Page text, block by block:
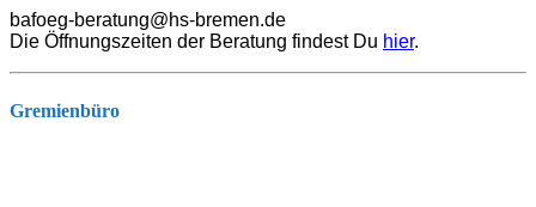
bafoeg-beratung@hs-bremen.de
Die Öffnungszeiten der Beratung findest Du hier.
Gremienbüro